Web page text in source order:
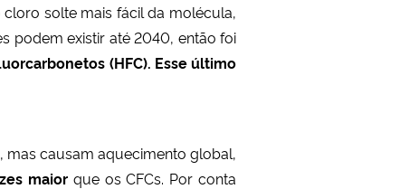
cloro solte mais fácil da molécula,
podem existir até 2040, então foi
(HFC). Esse último
causam aquecimento global,
maior que os CFCs. Por conta